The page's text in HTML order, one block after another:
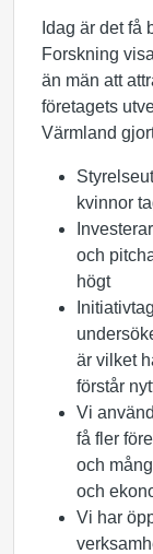
Idag är det få
Forskning
än män att
företagets
Värmland
kvinnor
och
högt
är vilket
förstår
Vi
få fler
och
och
Vi har